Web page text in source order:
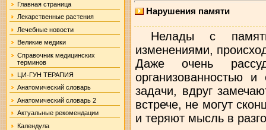
Главная страница
Лекарственные растения
Лечебные новости
Великие медики
Справочник медицинских
терминов
ЦИ-ГУН ТЕРАПИЯ
Анатомический словарь
Анатомический словарь 2
Актуальные рекомендации
Календула
Нарушения памяти
Нелады с
изменениями,
Даже очень
организованностью
задачи, вдруг
встрече, не могут
и теряют мысль в